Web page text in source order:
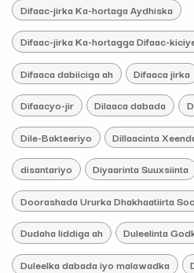
Difaac-jirka Ka-hortaga Aydhiska
Difaac-jirka Ka-hortagga Difaac-
Difaaca dabiiciga ah Difaaca jirka
Difaacyo-jir Dilaaca dabada
Dile-Bakteeriyo Dillaacinta
disantariyo Diyaarinta Suuxsiinta
Doorashada Ururka Dhakhaatiirta
Dudaha liddiga ah Duleelinta
Duleelka dabada iyo malawadka